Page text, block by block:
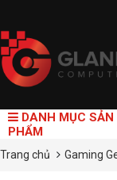
DANH MỤC SẢN
PHẨM
Trang chủ Gaming